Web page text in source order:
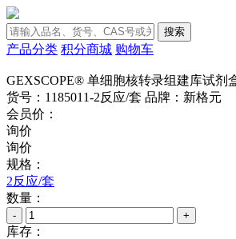
搜索
产品分类 积分商城 购物车
GEXSCOPE® 单细胞核转录组建库试剂
货号：1185011-2反应/套 品牌：新格元
会员价：
询价
询价
规格：
2反应/套
数量：
- +
库存：